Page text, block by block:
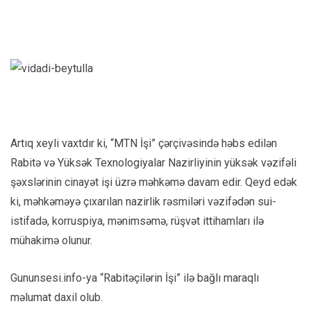
Artıq xeyli vaxtdır ki, “MTN İşi” çərçivəsində həbs edilən
Rabitə və Yüksək Texnologiyalar Nazirliyinin yüksək vəzifəli
şəxslərinin cinayət işi üzrə məhkəmə davam edir. Qeyd edək
ki, məhkəməyə çıxarılan nazirlik rəsmiləri vəzifədən sui-
istifadə, korruspiya, mənimsəmə, rüşvət ittihamları ilə
mühakimə olunur.
Gununsesi.info-ya “Rabitəçilərin İşi” ilə bağlı maraqlı
məlumat daxil olub.